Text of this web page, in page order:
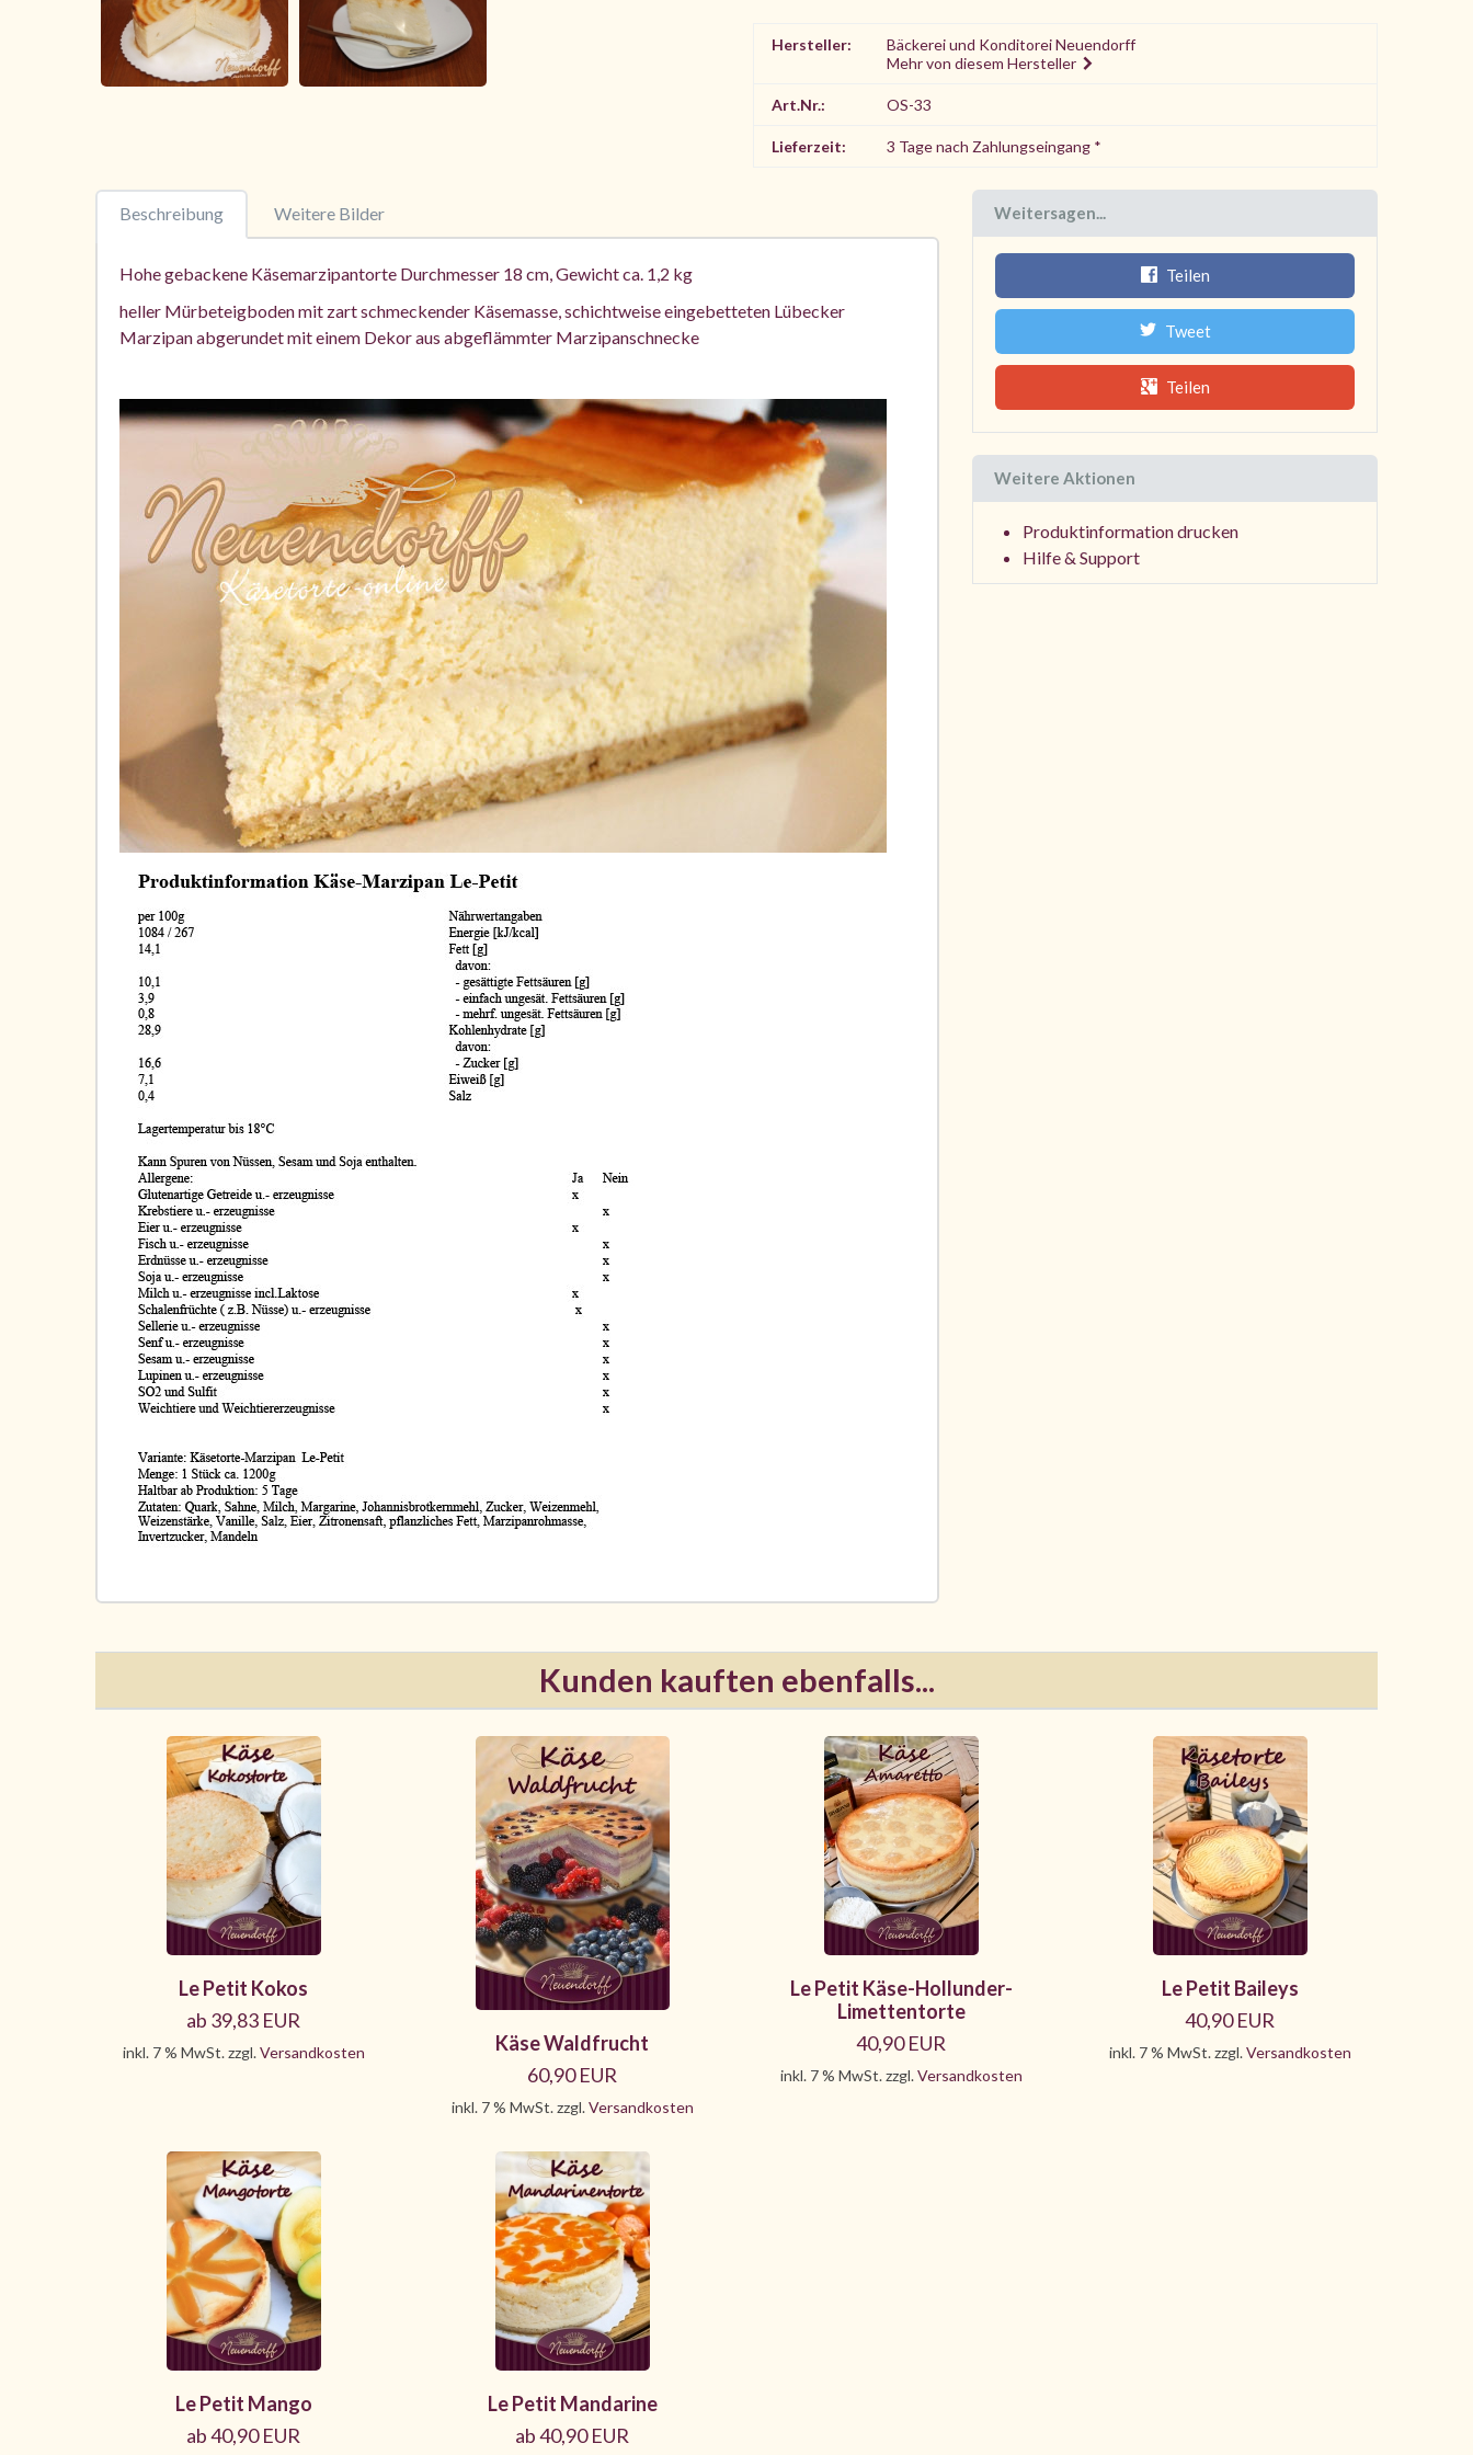
Hersteller:
Bäckerei und Konditorei Neuendorff
Mehr von diesem Hersteller
Art.Nr.: OS-33
Lieferzeit: 3 Tage nach Zahlungseingang *
Beschreibung Weitere Bilder
Hohe gebackene Käsemarzipantorte Durchmesser 18 cm, Gewicht ca. 1,2 kg
heller Mürbeteigboden mit zart schmeckender Käsemasse, schichtweise eingebetteten Lübecker
Marzipan abgerundet mit einem Dekor aus abgeflämmter Marzipanschnecke
Weitersagen...
Teilen
Tweet
Teilen
Weitere Aktionen
Produktinformation drucken
Hilfe & Support
Kunden kauften ebenfalls...
Le Petit Kokos
ab 39,83 EUR
inkl. 7 % MwSt. zzgl.Versandkosten
Käse Waldfrucht
60,90 EUR
inkl. 7 % MwSt. zzgl.Versandkosten
Le Petit Käse-Hollunder-
Limettentorte
40,90 EUR
inkl. 7 % MwSt. zzgl.Versandkosten
Le Petit Baileys
40,90 EUR
inkl. 7 % MwSt. zzgl.Versandkosten
Le Petit Mango
ab 40,90 EUR
Le Petit Mandarine
ab 40,90 EUR